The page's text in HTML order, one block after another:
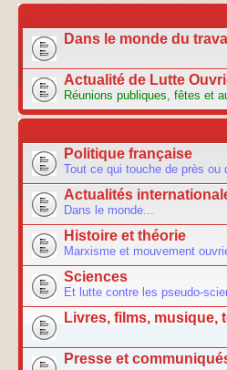
Dans le monde du
Actualité de Lutte
Réunions publiques, fêtes et
Politique française
Tout ce qui touche de près ou
Actualités
Dans le monde...
Histoire et théorie
Marxisme et mouvement
Sciences
Et lutte contre les pseudo-
Livres, films, musique,
Presse et